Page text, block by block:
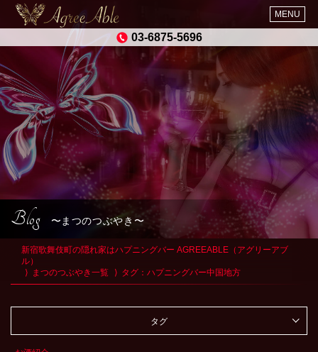
MENU
03-6875-5696
Blog まつのつぶやき
新宿歌舞伎町の隠れ家はハプニングバー AGREEABLE（アグリーアブ
ル）
まつのつぶやき一覧
タグ： ハプニングバー中国地方
タグ